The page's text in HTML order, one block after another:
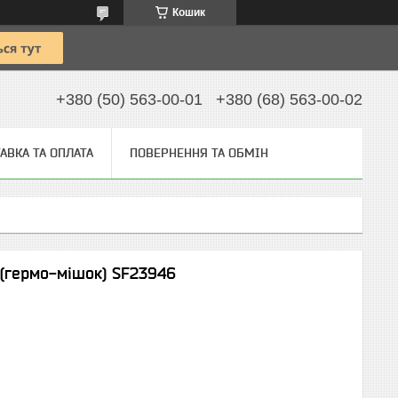
Кошик
+380 (50) 563-00-01 +380 (68) 563-00-02
ТА ОПЛАТА ПОВЕРНЕННЯ ТА ОБМІН
мішок) SF23946